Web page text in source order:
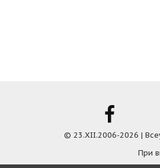
© 23.XII.2006-2026 |
При